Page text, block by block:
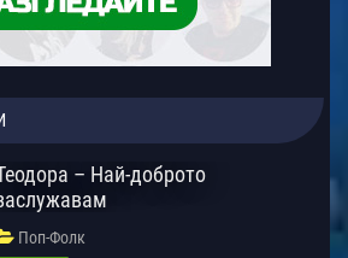
– Най-доброто
Поп-Фолк